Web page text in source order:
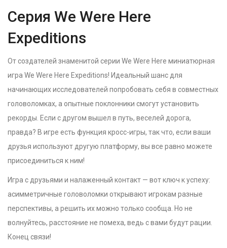
Серия We Were Here
Expeditions
От создателей знаменитой серии We Were Here миниатюрная
игра We Were Here Expeditions! Идеальный шанс для
начинающих исследователей попробовать себя в совместных
головоломках, а опытные поклонники смогут установить
рекорды. Если с другом вышел в путь, веселей дорога,
правда? В игре есть функция кросс-игры, так что, если ваши
друзья используют другую платформу, вы все равно можете
присоединиться к ним!
Игра с друзьями и налаженный контакт — вот ключ к успеху:
асимметричные головоломки открывают игрокам разные
перспективы, а решить их можно только сообща. Но не
волнуйтесь, расстояние не помеха, ведь с вами будут рации.
Конец связи!